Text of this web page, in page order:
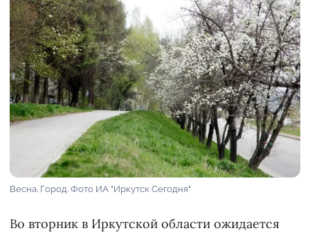
Весна. Город. Фото ИА "Иркутск Сегодня"
Во вторник в Иркутской области ожидается